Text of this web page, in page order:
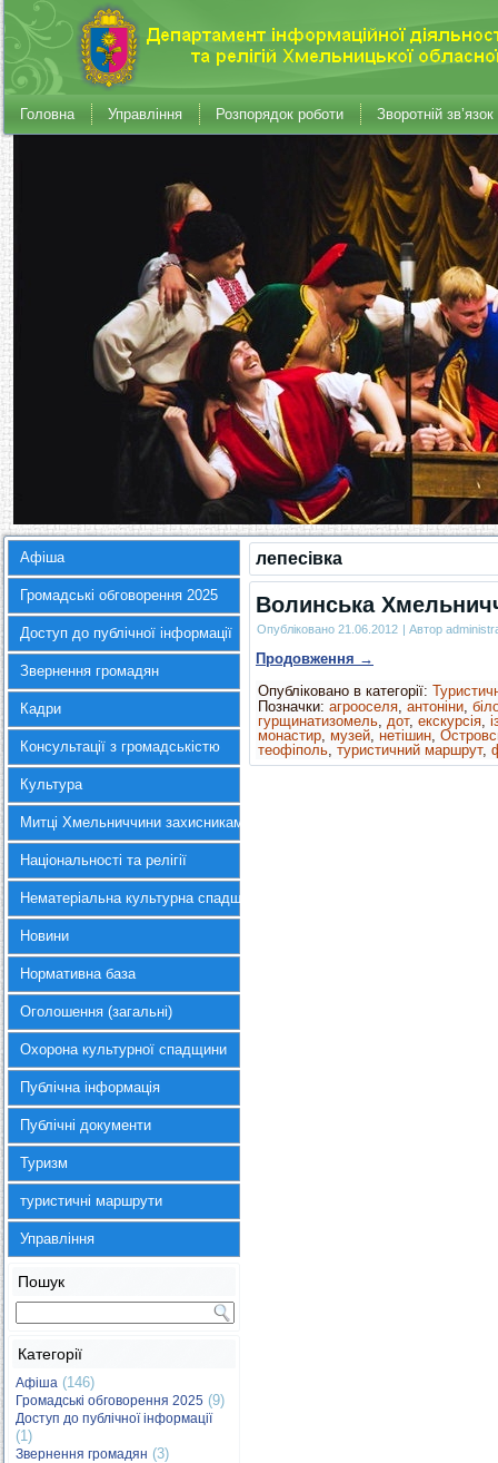
Головна Управління Розпорядок роботи Зворотній зв’язок
Афіша
Громадські обговорення 2025
Доступ до публічної інформації
Звернення громадян
Кадри
Консультації з громадськістю
Культура
Митці Хмельниччини захисникам України
Національності та релігії
Нематеріальна культурна спадщина
Новини
Нормативна база
Оголошення (загальні)
Охорона культурної спадщини
Публічна інформація
Публічні документи
Туризм
туристичні маршрути
Управління
Пошук
Категорії
Афіша (146)
Громадські обговорення 2025 (9)
Доступ до публічної інформації
(1)
Звернення громадян (3)
лепесівка
Волинська
Опубліковано 21.06.2012 | Автор
Продовження →
Опубліковано в категорії:
Позначки: агрооселя, антоніни,
гурщинатизомель, дот, екскурсія,
монастир, музей, нетішин,
теофіполь, туристичний маршрут,